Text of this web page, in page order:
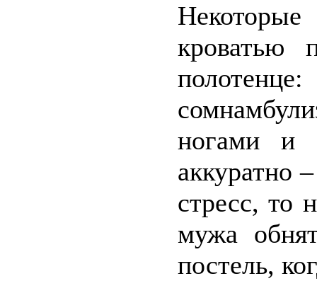
кроватью
ногами и
аккуратно
стресс, то
мужа
постель,